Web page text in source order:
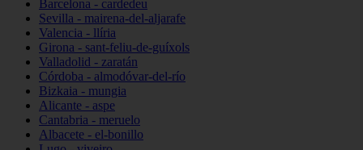
Barcelona - cardedeu
Sevilla - mairena-del-aljarafe
Valencia - llíria
Girona - sant-feliu-de-guíxols
Valladolid - zaratán
Córdoba - almodóvar-del-río
Bizkaia - mungia
Alicante - aspe
Cantabria - meruelo
Albacete - el-bonillo